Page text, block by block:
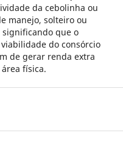
da cebolinha ou
manejo, solteiro ou
significando que o
do consórcio
de gerar renda extra
física.